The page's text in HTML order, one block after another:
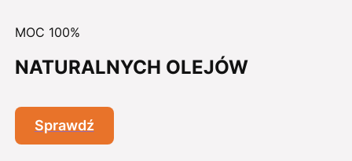
MOC 100%
NATURALNYCH OLEJÓW
Sprawdź